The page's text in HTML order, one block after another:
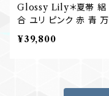
Glossy Lily＊夏帯 絽
合 ユリ ピンク 赤 青
カラー アンティーク夏
屋帯 B180
¥39,800